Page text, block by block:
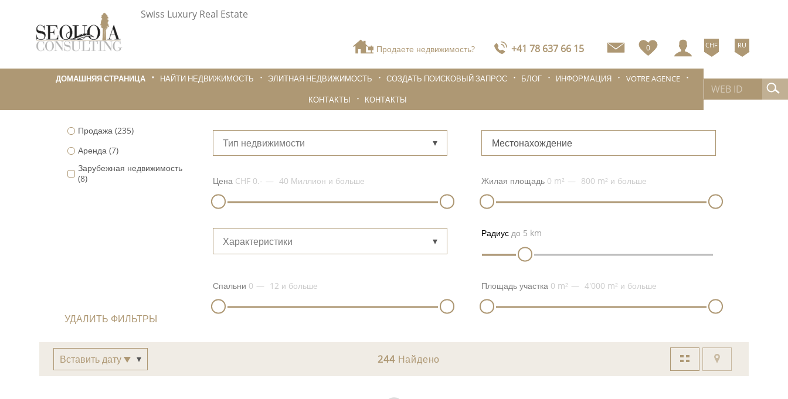
Swiss Luxury Real Estate
Продаете недвижимость? +41 78 637 66 15 0 CHF RU
ДОМАШНЯЯ СТРАНИЦА НАЙТИ НЕДВИЖИМОСТЬ ЭЛИТНАЯ НЕДВИЖИМОСТЬ СОЗДАТЬ ПОИСКОВЫЙ ЗАПРОС БЛОГ ИНФОРМАЦИЯ
VOTRE AGENCE
КОНТАКТЫ
КОНТАКТЫ
Продажа(235)
Аренда(7)
Зарубежная недвижимость
(8)
Тип недвижимости Местонахождение
Цена CHF 0.- 40 Миллион и больше Жилая площадь 0 m² 800 m² и больше
Характеристики
Радиусдо 5 km
Спальни 0 12 и больше Площадь участка 0 m² 4'000 m² и больше
УДАЛИТЬ ФИЛЬТРЫ
Вставить дату 244Найдено